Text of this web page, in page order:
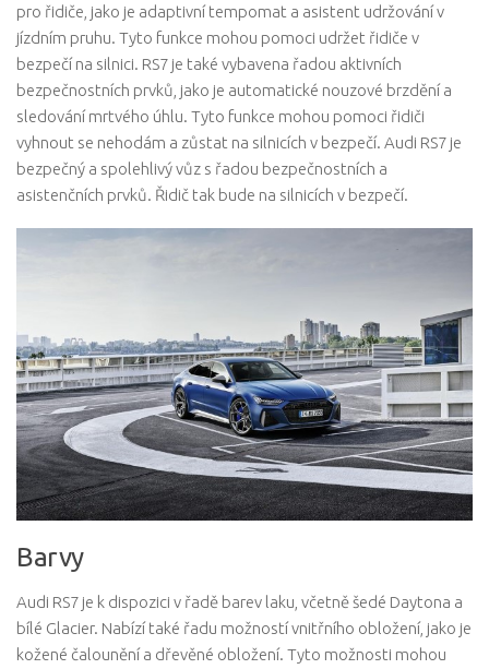
pro řidiče, jako je adaptivní tempomat a asistent udržování v
jízdním pruhu. Tyto funkce mohou pomoci udržet řidiče v
bezpečí na silnici. RS7 je také vybavena řadou aktivních
bezpečnostních prvků, jako je automatické nouzové brzdění a
sledování mrtvého úhlu. Tyto funkce mohou pomoci řidiči
vyhnout se nehodám a zůstat na silnicích v bezpečí. Audi RS7 je
bezpečný a spolehlivý vůz s řadou bezpečnostních a
asistenčních prvků. Řidič tak bude na silnicích v bezpečí.
Barvy
Audi RS7 je k dispozici v řadě barev laku, včetně šedé Daytona a
bílé Glacier. Nabízí také řadu možností vnitřního obložení, jako je
kožené čalounění a dřevěné obložení. Tyto možnosti mohou